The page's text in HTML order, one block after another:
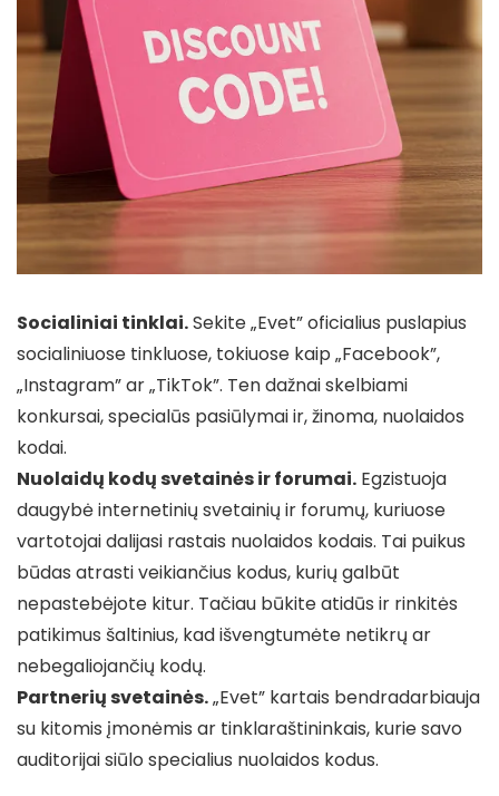
Socialiniai tinklai.Sekite „Evet” oficialius puslapius
socialiniuose tinkluose, tokiuose kaip „Facebook”,
„Instagram” ar „TikTok”. Ten dažnai skelbiami
konkursai, specialūs pasiūlymai ir, žinoma, nuolaidos
kodai.
Nuolaidų kodų svetainės ir forumai. Egzistuoja
daugybė internetinių svetainių ir forumų, kuriuose
vartotojai dalijasi rastais nuolaidos kodais. Tai puikus
būdas atrasti veikiančius kodus, kurių galbūt
nepastebėjote kitur. Tačiau būkite atidūs ir rinkitės
patikimus šaltinius, kad išvengtumėte netikrų ar
nebegaliojančių kodų.
Partnerių svetainės.„Evet” kartais bendradarbiauja
su kitomis įmonėmis ar tinklaraštininkais, kurie savo
auditorijai siūlo specialius nuolaidos kodus.